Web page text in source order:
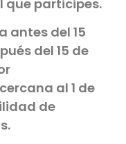
que participes.
antes del 15
del 15 de
al 1 de
de